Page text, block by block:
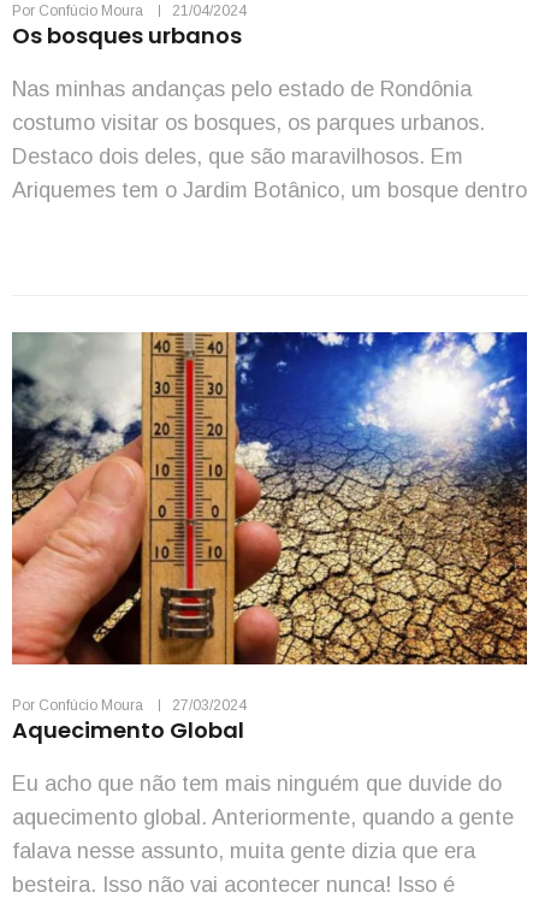
Por Confúcio Moura 21/04/2024
Os bosques urbanos
Nas minhas andanças pelo estado de Rondônia
costumo visitar os bosques, os parques urbanos.
Destaco dois deles, que são maravilhosos. Em
Ariquemes tem o Jardim Botânico, um bosque dentro
Por Confúcio Moura 27/03/2024
Aquecimento Global
Eu acho que não tem mais ninguém que duvide do
aquecimento global. Anteriormente, quando a gente
falava nesse assunto, muita gente dizia que era
besteira. Isso não vai acontecer nunca! Isso é